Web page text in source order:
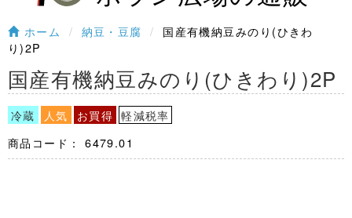
ホーム 納豆・豆腐
国産有機納豆みのり(ひきわ
り)2P
国産有機納豆みのり(ひきわり)2P
冷蔵 人気 お買得 軽減税率
商品コード：
6479.01